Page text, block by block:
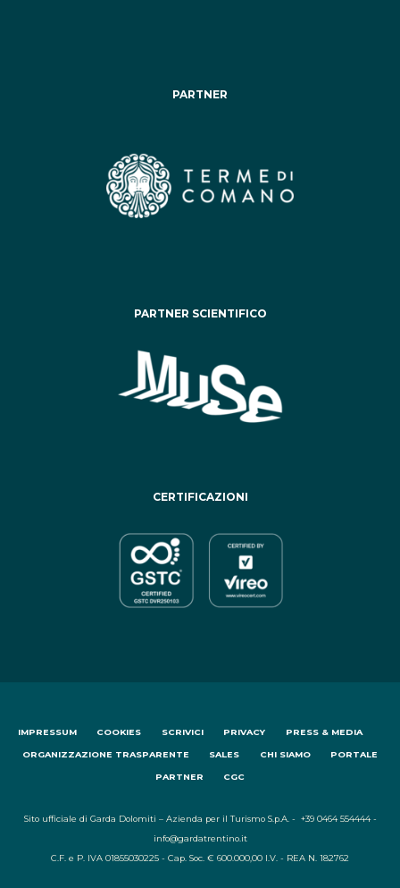
PARTNER
PARTNER SCIENTIFICO
CERTIFICAZIONI
IMPRESSUM COOKIES SCRIVICI PRIVACY PRESS & MEDIA
ORGANIZZAZIONE TRASPARENTE SALES CHI SIAMO PORTALE
PARTNER CGC
Sito ufficiale di Garda Dolomiti – Azienda per il Turismo S.p.A. - +39 0464 554444 -
info@gardatrentino.it
C.F. e P. IVA 01855030225 - Cap. Soc. € 600.000,00 I.V. - REA N. 182762